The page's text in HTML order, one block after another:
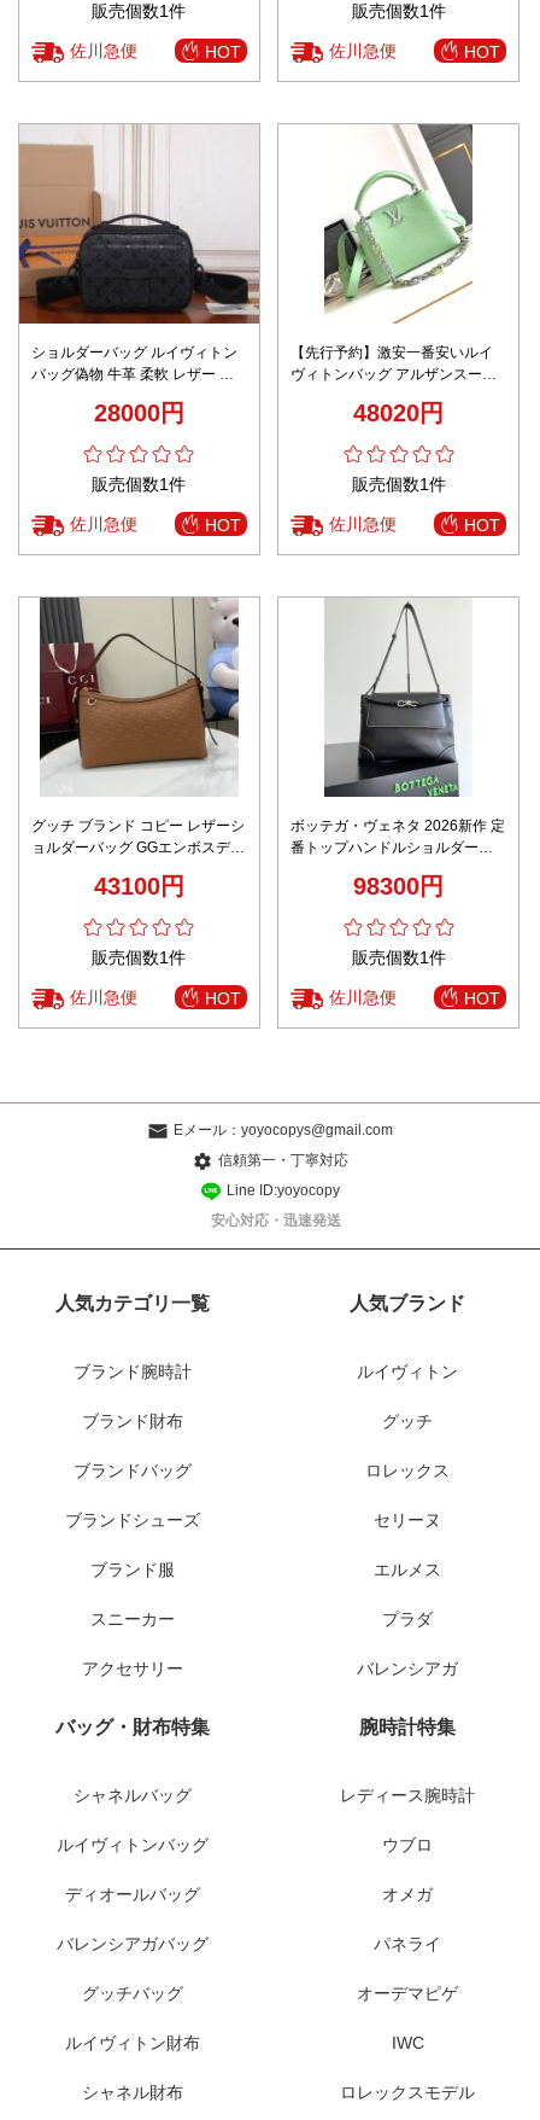
販売個数1件
佐川急便 HOT
販売個数1件
佐川急便 HOT
ショルダーバッグ ルイヴィトン
バッグ偽物 牛革 柔軟 レザー ハ
28000円
販売個数1件
佐川急便 HOT
【先行予約】激安一番安いルイ
ヴィトンバッグ アルザンスーパ
ンショルダーストラップ
48020円
販売個数1件
佐川急便 HOT
グッチ ブランド コピー レザーシ
ョルダーバッグ GGエンボスデザ
43100円
販売個数1件
佐川急便 HOT
ボッテガ・ヴェネタ 2026新作 定
番トップハンドルショルダーバ
密ディテール 高評価 安心サイト
98300円
販売個数1件
佐川急便 HOT
Eメール： yoyocopys@gmail.com
信頼第一・丁寧対応
Line ID:yoyocopy
安心対応・迅速発送
人気カテゴリ一覧
ブランド腕時計
ブランド財布
ブランドバッグ
ブランドシューズ
ブランド服
スニーカー
アクセサリー
人気ブランド
ルイヴィトン
グッチ
ロレックス
セリーヌ
エルメス
プラダ
バレンシアガ
バッグ・財布特集
シャネルバッグ
ルイヴィトンバッグ
ディオールバッグ
バレンシアガバッグ
グッチバッグ
ルイヴィトン財布
シャネル財布
腕時計特集
レディース腕時計
ウブロ
オメガ
パネライ
オーデマピゲ
IWC
ロレックスモデル